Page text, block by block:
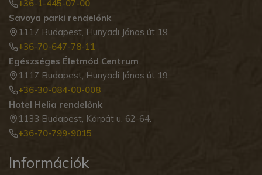
+36-1-445-07-00
Savoya parki rendelőnk
1117 Budapest, Hunyadi János út 19.
+36-70-647-78-11
Egészséges Életmód Centrum
1117 Budapest, Hunyadi János út 19.
+36-30-084-00-008
Hotel Helia rendelőnk
1133 Budapest, Kárpát u. 62-64.
+36-70-799-9015
Információk